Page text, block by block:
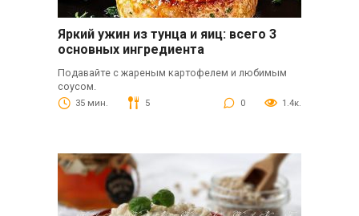
Яркий ужин из тунца и яиц: всего 3
основных ингредиента
Подавайте с жареным картофелем и любимым
соусом.
35 мин. 5 0 1.4к.